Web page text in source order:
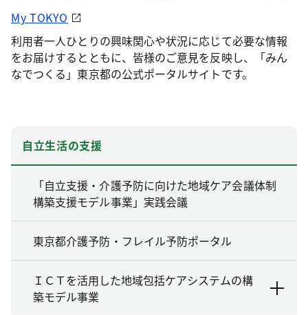
My TOKYO
利用者一人ひとりの興味関心や状況に応じて必要な情報
をお届けするとともに、皆様のご意見を反映し、「みん
なでつくる」東京都の公式ポータルサイトです。
自立生活の支援
「自立支援・介護予防に向けた地域ケア会議体制
構築支援モデル事業」実践会議
東京都介護予防・フレイル予防ポータル
ＩＣＴを活用した地域包括ケアシステムの構
築モデル事業